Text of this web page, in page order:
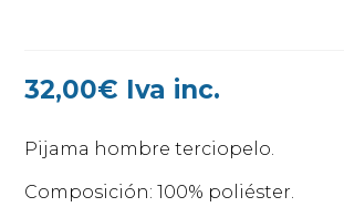
32,00€ Iva inc.
Pijama hombre terciopelo.
Composición: 100% poliéster.